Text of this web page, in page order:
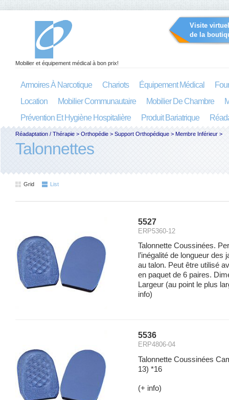
Visite
de la
Mobilier et équipement médical à bon prix!
Armoires À Narcotique Chariots Équipement Médical
Location
Mobilier Communautaire Mobilier De Chambre
Prévention Et Hygiène Hospitalière
Produit Bariatrique
Réadaptation / Thérapie > Orthopédie > Support Orthopédique > Membre Inférieur >
Talonnettes
Grid List
5527
ERP5360-12
Talonnette Coussinées.
l’inégalité de longueur des
au talon. Peut être utilisé
en paquet de 6 paires.
Largeur (au point le plus
info)
5536
ERP4806-04
Talonnette Coussinées
13) *16
(+ info)